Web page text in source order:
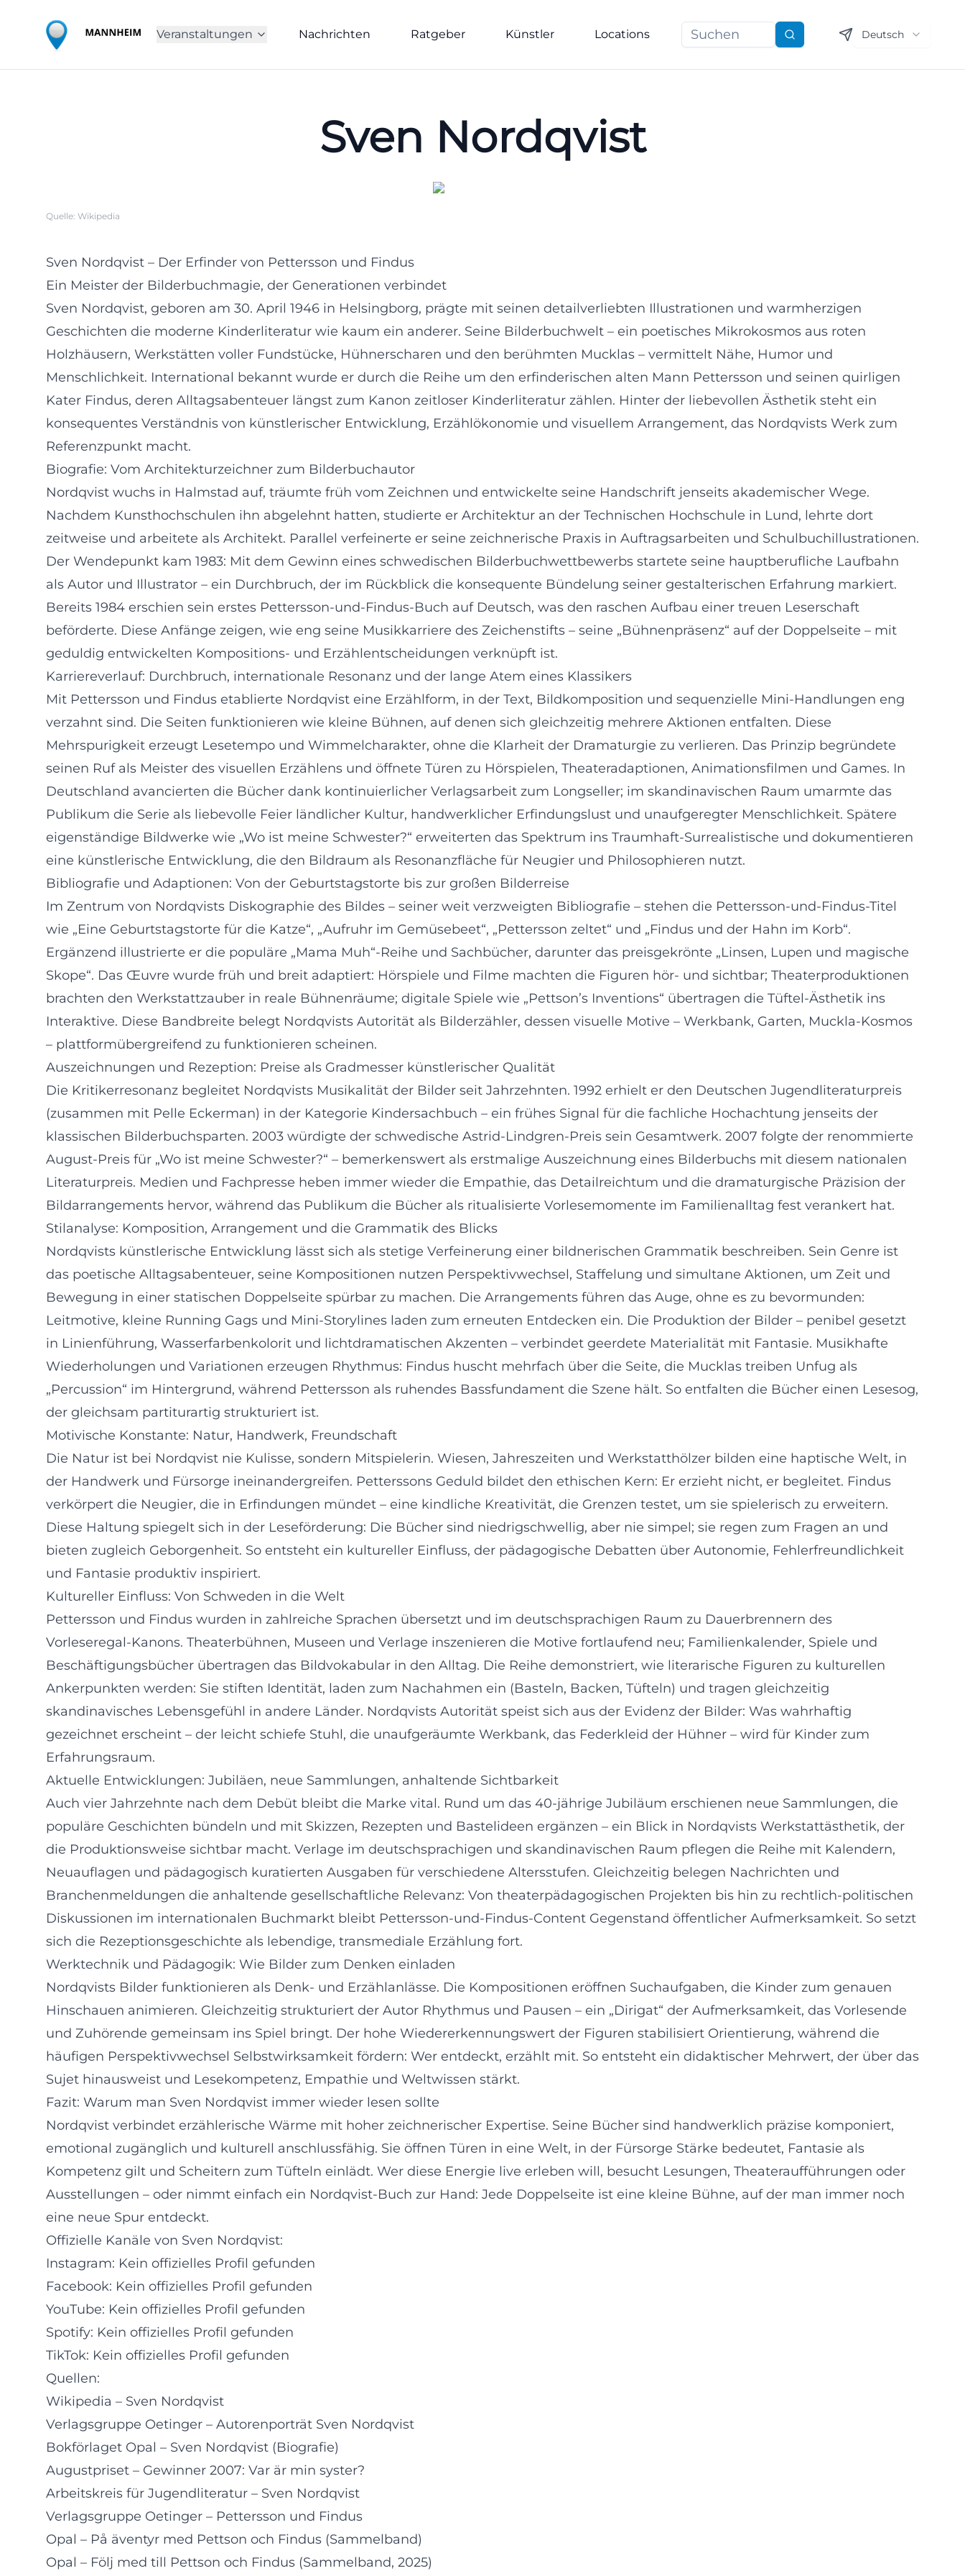
Veranstaltungen Nachrichten Ratgeber Künstler Locations Suchen Deutsch
Sven Nordqvist
Quelle: Wikipedia
Sven Nordqvist – Der Erfinder von Pettersson und Findus
Ein Meister der Bilderbuchmagie, der Generationen verbindet
Sven Nordqvist, geboren am 30. April 1946 in Helsingborg, prägte mit seinen detailverliebten Illustrationen und warmherzigen
Geschichten die moderne Kinderliteratur wie kaum ein anderer. Seine Bilderbuchwelt – ein poetisches Mikrokosmos aus roten
Holzhäusern, Werkstätten voller Fundstücke, Hühnerscharen und den berühmten Mucklas – vermittelt Nähe, Humor und
Menschlichkeit. International bekannt wurde er durch die Reihe um den erfinderischen alten Mann Pettersson und seinen quirligen
Kater Findus, deren Alltagsabenteuer längst zum Kanon zeitloser Kinderliteratur zählen. Hinter der liebevollen Ästhetik steht ein
konsequentes Verständnis von künstlerischer Entwicklung, Erzählökonomie und visuellem Arrangement, das Nordqvists Werk zum
Referenzpunkt macht.
Biografie: Vom Architekturzeichner zum Bilderbuchautor
Nordqvist wuchs in Halmstad auf, träumte früh vom Zeichnen und entwickelte seine Handschrift jenseits akademischer Wege.
Nachdem Kunsthochschulen ihn abgelehnt hatten, studierte er Architektur an der Technischen Hochschule in Lund, lehrte dort
zeitweise und arbeitete als Architekt. Parallel verfeinerte er seine zeichnerische Praxis in Auftragsarbeiten und Schulbuchillustrationen.
Der Wendepunkt kam 1983: Mit dem Gewinn eines schwedischen Bilderbuchwettbewerbs startete seine hauptberufliche Laufbahn
als Autor und Illustrator – ein Durchbruch, der im Rückblick die konsequente Bündelung seiner gestalterischen Erfahrung markiert.
Bereits 1984 erschien sein erstes Pettersson-und-Findus-Buch auf Deutsch, was den raschen Aufbau einer treuen Leserschaft
beförderte. Diese Anfänge zeigen, wie eng seine Musikkarriere des Zeichenstifts – seine „Bühnenpräsenz“ auf der Doppelseite – mit
geduldig entwickelten Kompositions- und Erzählentscheidungen verknüpft ist.
Karriereverlauf: Durchbruch, internationale Resonanz und der lange Atem eines Klassikers
Mit Pettersson und Findus etablierte Nordqvist eine Erzählform, in der Text, Bildkomposition und sequenzielle Mini-Handlungen eng
verzahnt sind. Die Seiten funktionieren wie kleine Bühnen, auf denen sich gleichzeitig mehrere Aktionen entfalten. Diese
Mehrspurigkeit erzeugt Lesetempo und Wimmelcharakter, ohne die Klarheit der Dramaturgie zu verlieren. Das Prinzip begründete
seinen Ruf als Meister des visuellen Erzählens und öffnete Türen zu Hörspielen, Theateradaptionen, Animationsfilmen und Games. In
Deutschland avancierten die Bücher dank kontinuierlicher Verlagsarbeit zum Longseller; im skandinavischen Raum umarmte das
Publikum die Serie als liebevolle Feier ländlicher Kultur, handwerklicher Erfindungslust und unaufgeregter Menschlichkeit. Spätere
eigenständige Bildwerke wie „Wo ist meine Schwester?“ erweiterten das Spektrum ins Traumhaft-Surrealistische und dokumentieren
eine künstlerische Entwicklung, die den Bildraum als Resonanzfläche für Neugier und Philosophieren nutzt.
Bibliografie und Adaptionen: Von der Geburtstagstorte bis zur großen Bilderreise
Im Zentrum von Nordqvists Diskographie des Bildes – seiner weit verzweigten Bibliografie – stehen die Pettersson-und-Findus-Titel
wie „Eine Geburtstagstorte für die Katze“, „Aufruhr im Gemüsebeet“, „Pettersson zeltet“ und „Findus und der Hahn im Korb“.
Ergänzend illustrierte er die populäre „Mama Muh“-Reihe und Sachbücher, darunter das preisgekrönte „Linsen, Lupen und magische
Skope“. Das Œuvre wurde früh und breit adaptiert: Hörspiele und Filme machten die Figuren hör- und sichtbar; Theaterproduktionen
brachten den Werkstattzauber in reale Bühnenräume; digitale Spiele wie „Pettson’s Inventions“ übertragen die Tüftel-Ästhetik ins
Interaktive. Diese Bandbreite belegt Nordqvists Autorität als Bilderzähler, dessen visuelle Motive – Werkbank, Garten, Muckla-Kosmos
– plattformübergreifend zu funktionieren scheinen.
Auszeichnungen und Rezeption: Preise als Gradmesser künstlerischer Qualität
Die Kritikerresonanz begleitet Nordqvists Musikalität der Bilder seit Jahrzehnten. 1992 erhielt er den Deutschen Jugendliteraturpreis
(zusammen mit Pelle Eckerman) in der Kategorie Kindersachbuch – ein frühes Signal für die fachliche Hochachtung jenseits der
klassischen Bilderbuchsparten. 2003 würdigte der schwedische Astrid-Lindgren-Preis sein Gesamtwerk. 2007 folgte der renommierte
August-Preis für „Wo ist meine Schwester?“ – bemerkenswert als erstmalige Auszeichnung eines Bilderbuchs mit diesem nationalen
Literaturpreis. Medien und Fachpresse heben immer wieder die Empathie, das Detailreichtum und die dramaturgische Präzision der
Bildarrangements hervor, während das Publikum die Bücher als ritualisierte Vorlesemomente im Familienalltag fest verankert hat.
Stilanalyse: Komposition, Arrangement und die Grammatik des Blicks
Nordqvists künstlerische Entwicklung lässt sich als stetige Verfeinerung einer bildnerischen Grammatik beschreiben. Sein Genre ist
das poetische Alltagsabenteuer, seine Kompositionen nutzen Perspektivwechsel, Staffelung und simultane Aktionen, um Zeit und
Bewegung in einer statischen Doppelseite spürbar zu machen. Die Arrangements führen das Auge, ohne es zu bevormunden:
Leitmotive, kleine Running Gags und Mini-Storylines laden zum erneuten Entdecken ein. Die Produktion der Bilder – penibel gesetzt
in Linienführung, Wasserfarbenkolorit und lichtdramatischen Akzenten – verbindet geerdete Materialität mit Fantasie. Musikhafte
Wiederholungen und Variationen erzeugen Rhythmus: Findus huscht mehrfach über die Seite, die Mucklas treiben Unfug als
„Percussion“ im Hintergrund, während Pettersson als ruhendes Bassfundament die Szene hält. So entfalten die Bücher einen Lesesog,
der gleichsam partiturartig strukturiert ist.
Motivische Konstante: Natur, Handwerk, Freundschaft
Die Natur ist bei Nordqvist nie Kulisse, sondern Mitspielerin. Wiesen, Jahreszeiten und Werkstatthölzer bilden eine haptische Welt, in
der Handwerk und Fürsorge ineinandergreifen. Petterssons Geduld bildet den ethischen Kern: Er erzieht nicht, er begleitet. Findus
verkörpert die Neugier, die in Erfindungen mündet – eine kindliche Kreativität, die Grenzen testet, um sie spielerisch zu erweitern.
Diese Haltung spiegelt sich in der Leseförderung: Die Bücher sind niedrigschwellig, aber nie simpel; sie regen zum Fragen an und
bieten zugleich Geborgenheit. So entsteht ein kultureller Einfluss, der pädagogische Debatten über Autonomie, Fehlerfreundlichkeit
und Fantasie produktiv inspiriert.
Kultureller Einfluss: Von Schweden in die Welt
Pettersson und Findus wurden in zahlreiche Sprachen übersetzt und im deutschsprachigen Raum zu Dauerbrennern des
Vorleseregal-Kanons. Theaterbühnen, Museen und Verlage inszenieren die Motive fortlaufend neu; Familienkalender, Spiele und
Beschäftigungsbücher übertragen das Bildvokabular in den Alltag. Die Reihe demonstriert, wie literarische Figuren zu kulturellen
Ankerpunkten werden: Sie stiften Identität, laden zum Nachahmen ein (Basteln, Backen, Tüfteln) und tragen gleichzeitig
skandinavisches Lebensgefühl in andere Länder. Nordqvists Autorität speist sich aus der Evidenz der Bilder: Was wahrhaftig
gezeichnet erscheint – der leicht schiefe Stuhl, die unaufgeräumte Werkbank, das Federkleid der Hühner – wird für Kinder zum
Erfahrungsraum.
Aktuelle Entwicklungen: Jubiläen, neue Sammlungen, anhaltende Sichtbarkeit
Auch vier Jahrzehnte nach dem Debüt bleibt die Marke vital. Rund um das 40-jährige Jubiläum erschienen neue Sammlungen, die
populäre Geschichten bündeln und mit Skizzen, Rezepten und Bastelideen ergänzen – ein Blick in Nordqvists Werkstattästhetik, der
die Produktionsweise sichtbar macht. Verlage im deutschsprachigen und skandinavischen Raum pflegen die Reihe mit Kalendern,
Neuauflagen und pädagogisch kuratierten Ausgaben für verschiedene Altersstufen. Gleichzeitig belegen Nachrichten und
Branchenmeldungen die anhaltende gesellschaftliche Relevanz: Von theaterpädagogischen Projekten bis hin zu rechtlich-politischen
Diskussionen im internationalen Buchmarkt bleibt Pettersson-und-Findus-Content Gegenstand öffentlicher Aufmerksamkeit. So setzt
sich die Rezeptionsgeschichte als lebendige, transmediale Erzählung fort.
Werktechnik und Pädagogik: Wie Bilder zum Denken einladen
Nordqvists Bilder funktionieren als Denk- und Erzählanlässe. Die Kompositionen eröffnen Suchaufgaben, die Kinder zum genauen
Hinschauen animieren. Gleichzeitig strukturiert der Autor Rhythmus und Pausen – ein „Dirigat“ der Aufmerksamkeit, das Vorlesende
und Zuhörende gemeinsam ins Spiel bringt. Der hohe Wiedererkennungswert der Figuren stabilisiert Orientierung, während die
häufigen Perspektivwechsel Selbstwirksamkeit fördern: Wer entdeckt, erzählt mit. So entsteht ein didaktischer Mehrwert, der über das
Sujet hinausweist und Lesekompetenz, Empathie und Weltwissen stärkt.
Fazit: Warum man Sven Nordqvist immer wieder lesen sollte
Nordqvist verbindet erzählerische Wärme mit hoher zeichnerischer Expertise. Seine Bücher sind handwerklich präzise komponiert,
emotional zugänglich und kulturell anschlussfähig. Sie öffnen Türen in eine Welt, in der Fürsorge Stärke bedeutet, Fantasie als
Kompetenz gilt und Scheitern zum Tüfteln einlädt. Wer diese Energie live erleben will, besucht Lesungen, Theateraufführungen oder
Ausstellungen – oder nimmt einfach ein Nordqvist-Buch zur Hand: Jede Doppelseite ist eine kleine Bühne, auf der man immer noch
eine neue Spur entdeckt.
Offizielle Kanäle von Sven Nordqvist:
Instagram: Kein offizielles Profil gefunden
Facebook: Kein offizielles Profil gefunden
YouTube: Kein offizielles Profil gefunden
Spotify: Kein offizielles Profil gefunden
TikTok: Kein offizielles Profil gefunden
Quellen:
Wikipedia – Sven Nordqvist
Verlagsgruppe Oetinger – Autorenporträt Sven Nordqvist
Bokförlaget Opal – Sven Nordqvist (Biografie)
Augustpriset – Gewinner 2007: Var är min syster?
Arbeitskreis für Jugendliteratur – Sven Nordqvist
Verlagsgruppe Oetinger – Pettersson und Findus
Opal – På äventyr med Pettson och Findus (Sammelband)
Opal – Följ med till Pettson och Findus (Sammelband, 2025)